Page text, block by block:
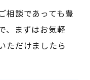
相談であっても豊
、まずはお気軽
ただけましたら